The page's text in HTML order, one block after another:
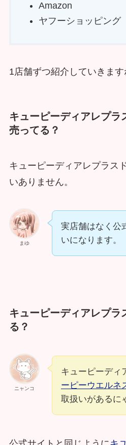
Amazon
ヤフーショッピング
1店舗ずつ紹介していきます
キューピーディアレプラ
売ってる？
キューピーディアレプラス
いありません。
まゆ
実店舗はなく公
いになります。
キューピーディアレプラ
る？
ニャンコ
キューピーディ
ーピーウエルネ
取扱いがあるに